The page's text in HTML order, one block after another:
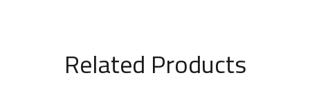
Related Products